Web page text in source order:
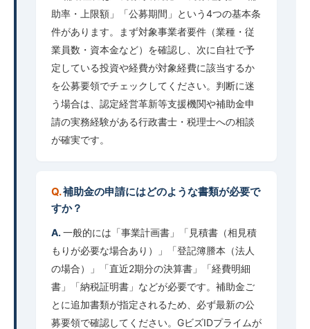
助率・上限額」「公募期間」という4つの基本条
件があります。まず対象事業者要件（業種・従
業員数・資本金など）を確認し、次に自社で予
定している投資や経費が対象経費に該当するか
を公募要領でチェックしてください。判断に迷
う場合は、認定経営革新等支援機関や補助金申
請の実務経験がある行政書士・税理士への相談
が確実です。
補助金の申請にはどのような書類が必要で
すか？
一般的には「事業計画書」「見積書（相見積
もりが必要な場合あり）」「登記簿謄本（法人
の場合）」「直近2期分の決算書」「経費明細
書」「納税証明書」などが必要です。補助金ご
とに追加書類が指定されるため、必ず最新の公
募要領で確認してください。GビズIDプライムが